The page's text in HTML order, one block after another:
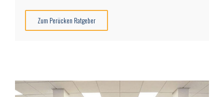
Zum Perücken Ratgeber